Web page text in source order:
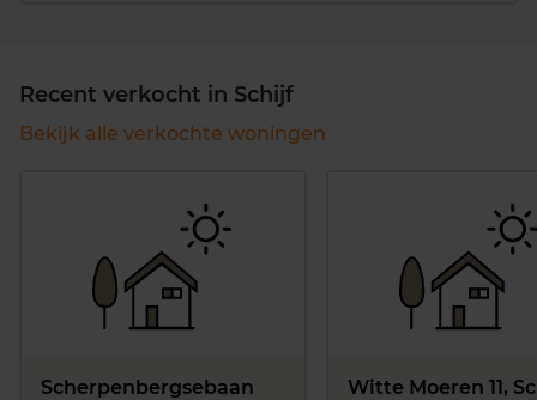
Recent verkocht in Schijf
Bekijk alle verkochte woningen
Scherpenbergsebaan
Witte Moeren 11,